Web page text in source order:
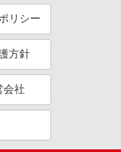
リシー
方針
会社